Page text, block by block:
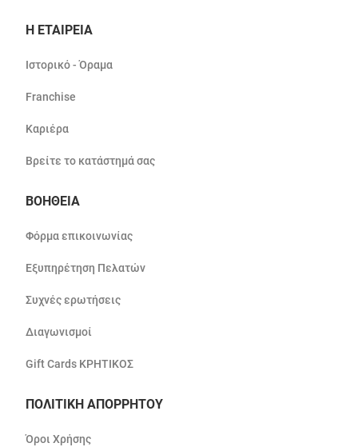
Η ΕΤΑΙΡΕΙΑ
Ιστορικό - Όραμα
Franchise
Καριέρα
Βρείτε το κατάστημά σας
ΒΟΗΘΕΙΑ
Φόρμα επικοινωνίας
Εξυπηρέτηση Πελατών
Συχνές ερωτήσεις
Διαγωνισμοί
Gift Cards ΚΡΗΤΙΚΟΣ
ΠΟΛΙΤΙΚΗ ΑΠΟΡΡΗΤΟΥ
Όροι Χρήσης